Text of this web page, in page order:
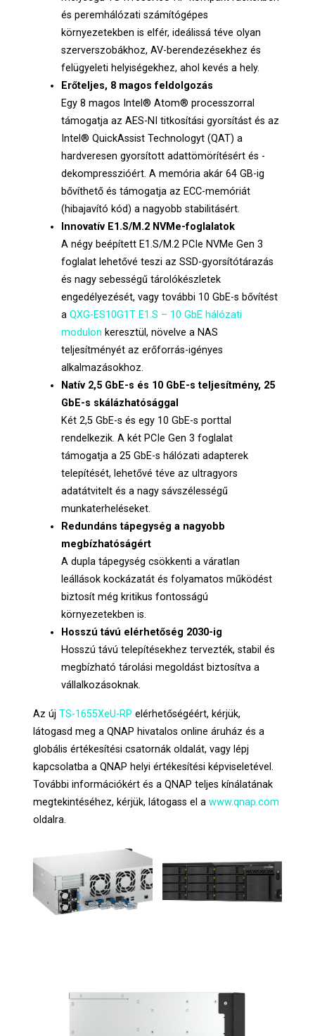
és peremhálózati számítógépes
környezetekben is elfér, ideálissá téve olyan
szerverszobákhoz, AV-berendezésekhez és
felügyeleti helyiségekhez, ahol kevés a hely.
Erőteljes, 8 magos feldolgozás
Egy 8 magos Intel® Atom® processzorral
támogatja az AES-NI titkosítási gyorsítást és az
Intel® QuickAssist Technologyt (QAT) a
hardveresen gyorsított adattömörítésért és -
dekompresszióért. A memória akár 64 GB-ig
bővíthető és támogatja az ECC-memóriát
(hibajavító kód) a nagyobb stabilitásért.
Innovatív E1.S/M.2 NVMe-foglalatok
A négy beépített E1.S/M.2 PCIe NVMe Gen 3
foglalat lehetővé teszi az SSD-gyorsítótárazás
és nagy sebességű tárolókészletek
engedélyezését, vagy további 10 GbE-s bővítést
aQXG-ES10G1T E1.S – 10 GbE hálózati
modulon keresztül, növelve a NAS
teljesítményét az erőforrás-igényes
alkalmazásokhoz.
Natív 2,5 GbE-s és 10 GbE-s teljesítmény, 25
GbE-s skálázhatósággal
Két 2,5 GbE-s és egy 10 GbE-s porttal
rendelkezik. A két PCIe Gen 3 foglalat
támogatja a 25 GbE-s hálózati adapterek
telepítését, lehetővé téve az ultragyors
adatátvitelt és a nagy sávszélességű
munkaterheléseket.
Redundáns tápegység a nagyobb
megbízhatóságért
A dupla tápegység csökkenti a váratlan
leállások kockázatát és folyamatos működést
biztosít még kritikus fontosságú
környezetekben is.
Hosszú távú elérhetőség 2030-ig
Hosszú távú telepítésekhez tervezték, stabil és
megbízható tárolási megoldást biztosítva a
vállalkozásoknak.
Az újTS-1655XeU-RP elérhetőségéért, kérjük,
látogasd meg a QNAP hivatalos online áruház és a
globális értékesítési csatornák oldalát, vagy lépj
kapcsolatba a QNAP helyi értékesítési képviseletével.
További információkért és a QNAP teljes kínálatának
megtekintéséhez, kérjük, látogass el awww.qnap.com
oldalra.